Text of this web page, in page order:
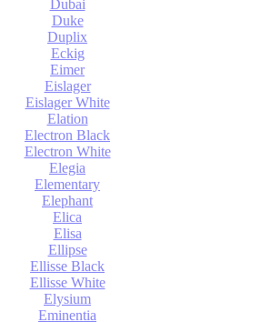
Dubai
Duke
Duplix
Eckig
Eimer
Eislager
Eislager White
Elation
Electron Black
Electron White
Elegia
Elementary
Elephant
Elica
Elisa
Ellipse
Ellisse Black
Ellisse White
Elysium
Eminentia